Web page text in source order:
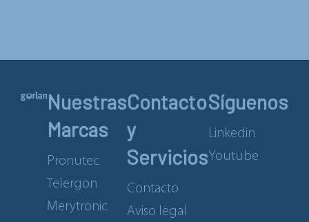
Nuestras
Marcas
Pronutec
Telergon
Merytronic
Contacto
y
Servicios
Contacto
Aviso legal
Síguenos
Linkedin
Youtube